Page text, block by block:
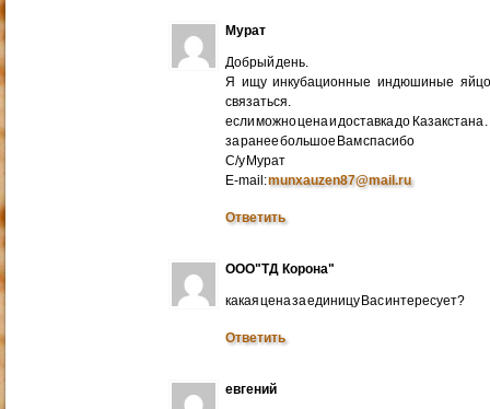
Мурат
Добрый день.
Я ищу инкубационные индюшиные
связаться.
если можно цена и доставка до Казакстана .
за ранее большое Вам спасибо
С/у Мурат
E-mail:munxauzen87@mail.ru
Ответить
ООО"ТД Корона"
какая цена за единицу Вас интересует?
Ответить
евгений